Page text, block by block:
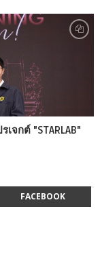
เจกต์ "STARLAB"
FACEBOOK